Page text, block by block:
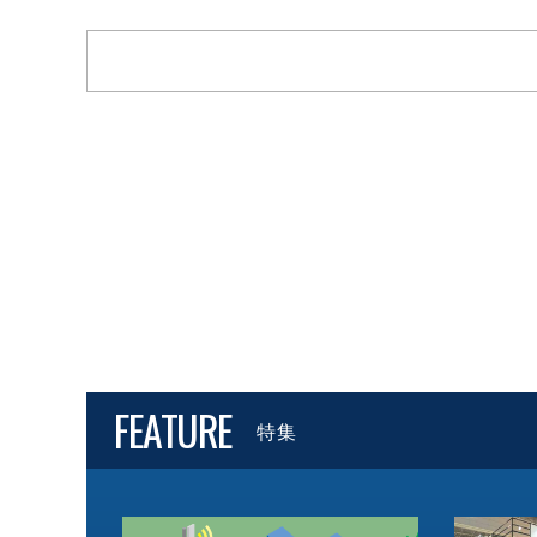
FEATURE 特集